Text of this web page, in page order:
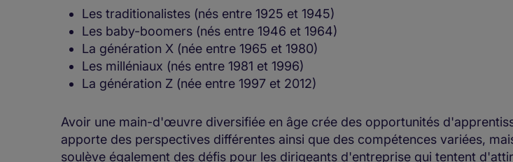
Les traditionalistes (nés entre 1925 et 1945)
Les baby-boomers (nés entre 1946 et 1964)
La génération X (née entre 1965 et 1980)
Les milléniaux (nés entre 1981 et 1996)
La génération Z (née entre 1997 et 2012)
Avoir une main-d'œuvre diversifiée en âge crée des opportunités
apporte des perspectives différentes ainsi que des compétences variées,
soulève également des défis pour les dirigeants d'entreprise qui tentent